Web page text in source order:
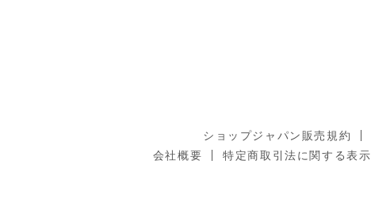
ショップジャパン販売規約
会社概要
特定商取引法に関する表示